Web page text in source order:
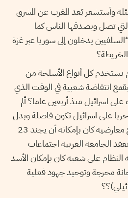
وأستشعر بُعد المغرب عن المشرق
التي تصل ويصدقها الناس كما
يدخلون إلى سوريا عبر غزة
يستخدم كل أنواع الأسلحة من
انتفاضة شعبية في الوقت الذي
اسرائيل منذ أربعين عاما؟ ألم
على اسرائيل تكون فاصلة وبدل
أن يجند أنصاره فقط لقمع معارضيه كان بإمكانه أن يجند 23
الجامعة العربية اجتماعات
على شعبه كان بإمكان الأسد
محرجة وتوحيد جهود فعلية